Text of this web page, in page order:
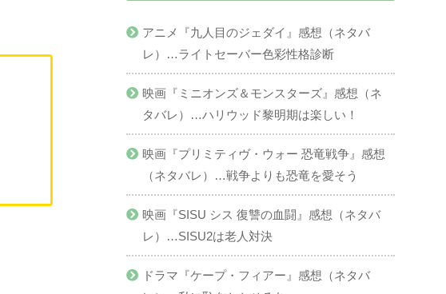
アニメ『九人目のジェダイ』感想（ネタバ
レ）…ライトセーバー色彩性格診断
映画『ミニオンズ＆モンスターズ』感想（ネ
タバレ）…ハリウッド黎明期は楽しい！
映画『プリミティヴ・ウォー 恐竜戦争』感想
（ネタバレ）…戦争よりも恐竜を愛そう
映画『SISU シス 復讐の血闘』感想（ネタバ
レ）…SISU2は老人対決
ドラマ『ケープ・フィアー』感想（ネタバ